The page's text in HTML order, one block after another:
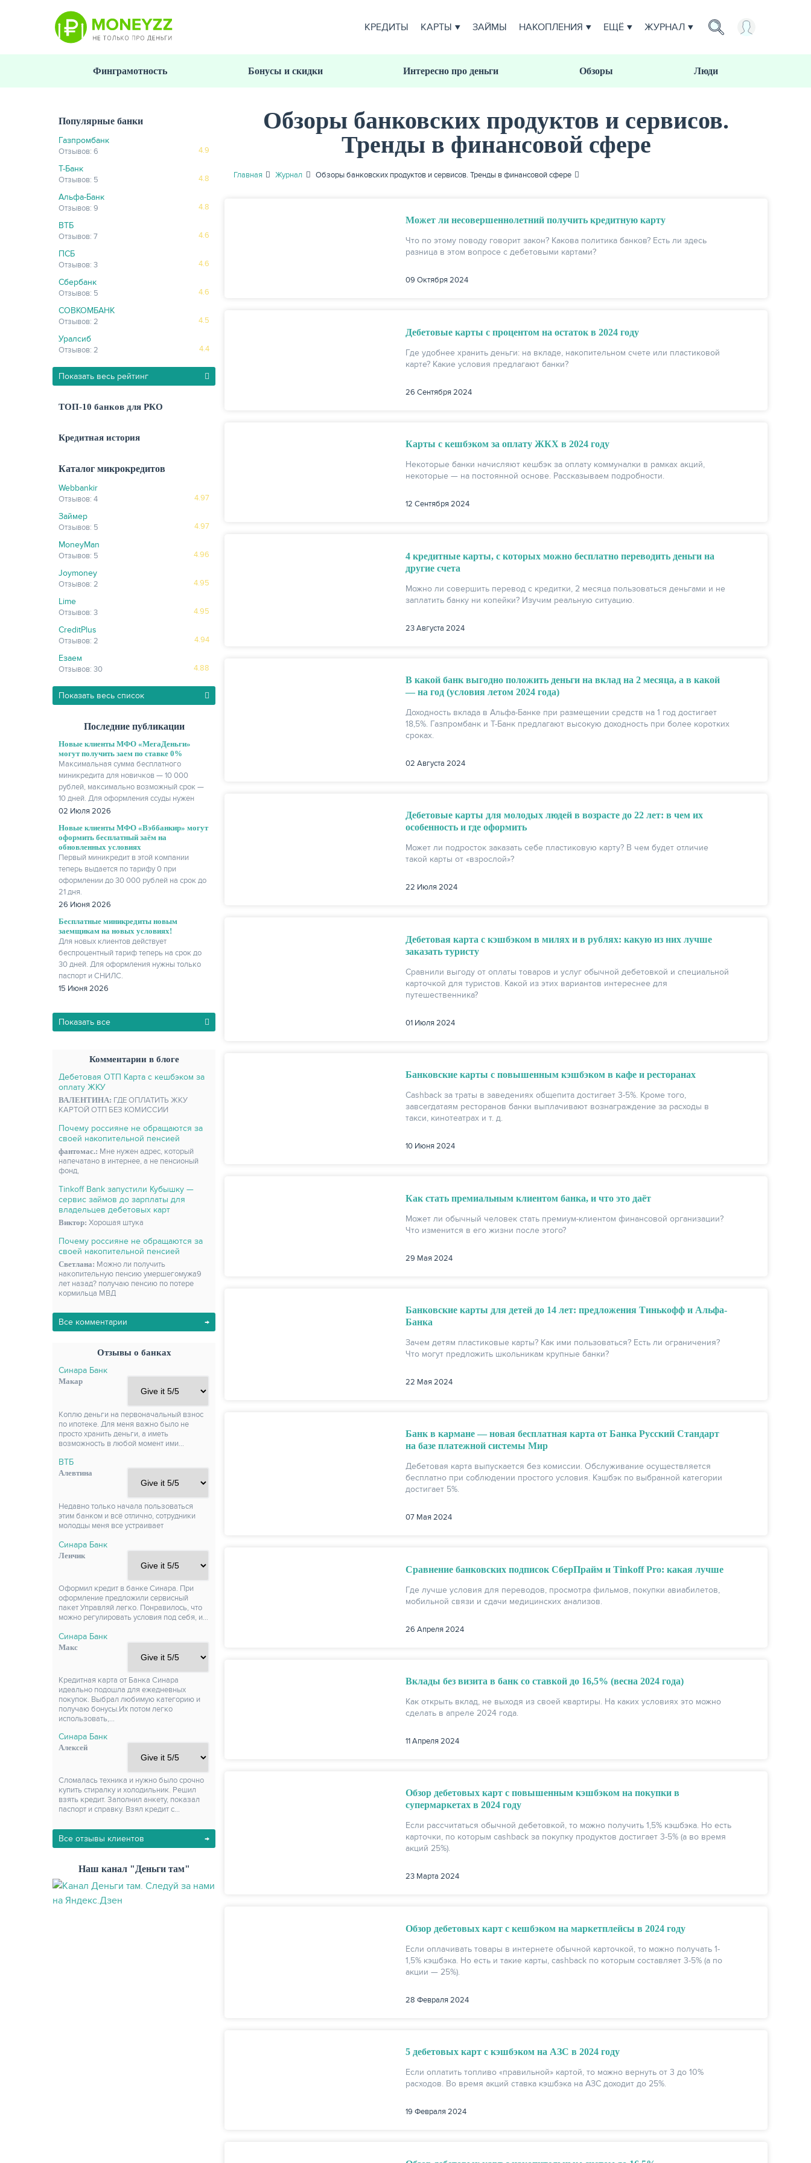
КРЕДИТЫ КАРТЫ ЗАЙМЫ НАКОПЛЕНИЯ ЕЩЁ ЖУРНАЛ
Финграмотность Бонусы и скидки Интересно про деньги Обзоры Люди
Популярные банки
Газпромбанк
4.9
Отзывов: 6
Т-Банк
4.8
Отзывов: 5
Альфа-Банк
4.8
Отзывов: 9
ВТБ
4.6
Отзывов: 7
ПСБ
4.6
Отзывов: 3
Сбербанк
4.6
Отзывов: 5
СОВКОМБАНК
4.5
Отзывов: 2
Уралсиб
4.4
Отзывов: 2
Показать весь рейтинг
ТОП-10 банков для РКО
Кредитная история
Каталог микрокредитов
Webbankir
4.97
Отзывов: 4
Займер
4.97
Отзывов: 5
MoneyMan
4.96
Отзывов: 5
Joymoney
4.95
Отзывов: 2
Lime
4.95
Отзывов: 3
CreditPlus
4.94
Отзывов: 2
Езаем
4.88
Отзывов: 30
Показать весь список
Последние публикации
Новые клиенты МФО «МегаДеньги»
могут получить заем по ставке 0%
Максимальная сумма бесплатного
миникредита для новичков — 10 000
рублей, максимально возможный срок —
10 дней. Для оформления ссуды нужен
только паспорт.
02 Июля 2026
Новые клиенты МФО «Вэббанкир» могут
оформить бесплатный заём на
обновленных условиях
Первый миникредит в этой компании
теперь выдается по тарифу 0 при
оформлении до 30 000 рублей на срок до
21 дня.
26 Июня 2026
Бесплатные миникредиты новым
заемщикам на новых условиях!
Для новых клиентов действует
беспроцентный тариф теперь на срок до
30 дней. Для оформления нужны только
паспорт и СНИЛС.
15 Июня 2026
Показать все
Комментарии в блоге
Дебетовая ОТП Карта с кешбэком за
оплату ЖКУ
ВАЛЕНТИНА: ГДЕ ОПЛАТИТЬ ЖКУ
КАРТОЙ ОТП БЕЗ КОМИССИИ
Почему россияне не обращаются за
своей накопительной пенсией
фантомас.: Мне нужен адрес, который
напечатано в интернее, а не пенсионый
фонд,
Tinkoff Bank запустили Кубышку —
сервис займов до зарплаты для
владельцев дебетовых карт
Виктор: Хорошая штука
Почему россияне не обращаются за
своей накопительной пенсией
Светлана: Можно ли получить
накопительную пенсию умершегомужа9
лет назад? получаю пенсию по потере
кормильца МВД
Все комментарии
Отзывы о банках
Синара Банк
Макар
Коплю деньги на первоначальный взнос
по ипотеке. Для меня важно было не
просто хранить деньги, а иметь
возможность в любой момент ими…
ВТБ
Алевтина
Недавно только начала пользоваться
этим банком и всё отлично, сотрудники
молодцы меня все устраивает
Синара Банк
Ленчик
Оформил кредит в банке Синара. При
оформление предложили сервисный
пакет Управляй легко. Понравилось, что
можно регулировать условия под себя, и…
Синара Банк
Макс
Кредитная карта от Банка Синара
идеально подошла для ежедневных
покупок. Выбрал любимую категорию и
получаю бонусы.Их потом легко
использовать,…
Синара Банк
Алексей
Сломалась техника и нужно было срочно
купить стиралку и холодильник. Решил
взять кредит. Заполнил анкету, показал
паспорт и справку. Взял кредит с…
Все отзывы клиентов
Наш канал "Деньги там"
Обзоры банковских продуктов и сервисов.
Тренды в финансовой сфере
Главная Журнал Обзоры банковских продуктов и сервисов. Тренды в финансовой сфере
Может ли несовершеннолетний получить кредитную карту
Что по этому поводу говорит закон? Какова политика банков? Есть ли здесь
разница в этом вопросе с дебетовыми картами?
09 Октября 2024
Дебетовые карты с процентом на остаток в 2024 году
Где удобнее хранить деньги: на вкладе, накопительном счете или пластиковой
карте? Какие условия предлагают банки?
26 Сентября 2024
Карты с кешбэком за оплату ЖКХ в 2024 году
Некоторые банки начисляют кешбэк за оплату коммуналки в рамках акций,
некоторые — на постоянной основе. Рассказываем подробности.
12 Сентября 2024
4 кредитные карты, с которых можно бесплатно переводить деньги на
другие счета
Можно ли совершить перевод с кредитки, 2 месяца пользоваться деньгами и не
заплатить банку ни копейки? Изучим реальную ситуацию.
23 Августа 2024
В какой банк выгодно положить деньги на вклад на 2 месяца, а в какой
— на год (условия летом 2024 года)
Доходность вклада в Альфа-Банке при размещении средств на 1 год достигает
18,5%. Газпромбанк и Т-Банк предлагают высокую доходность при более коротких
сроках.
02 Августа 2024
Дебетовые карты для молодых людей в возрасте до 22 лет: в чем их
особенность и где оформить
Может ли подросток заказать себе пластиковую карту? В чем будет отличие
такой карты от «взрослой»?
22 Июля 2024
Дебетовая карта с кэшбэком в милях и в рублях: какую из них лучше
заказать туристу
Сравнили выгоду от оплаты товаров и услуг обычной дебетовкой и специальной
карточкой для туристов. Какой из этих вариантов интереснее для
путешественника?
01 Июля 2024
Банковские карты с повышенным кэшбэком в кафе и ресторанах
Cashback за траты в заведениях общепита достигает 3-5%. Кроме того,
завсегдатаям ресторанов банки выплачивают вознаграждение за расходы в
такси, кинотеатрах и т. д.
10 Июня 2024
Как стать премиальным клиентом банка, и что это даёт
Может ли обычный человек стать премиум-клиентом финансовой организации?
Что изменится в его жизни после этого?
29 Мая 2024
Банковские карты для детей до 14 лет: предложения Тинькофф и Альфа-
Банка
Зачем детям пластиковые карты? Как ими пользоваться? Есть ли ограничения?
Что могут предложить школьникам крупные банки?
22 Мая 2024
Банк в кармане — новая бесплатная карта от Банка Русский Стандарт
на базе платежной системы Мир
Дебетовая карта выпускается без комиссии. Обслуживание осуществляется
бесплатно при соблюдении простого условия. Кэшбэк по выбранной категории
достигает 5%.
07 Мая 2024
Сравнение банковских подписок СберПрайм и Tinkoff Pro: какая лучше
Где лучше условия для переводов, просмотра фильмов, покупки авиабилетов,
мобильной связи и сдачи медицинских анализов.
26 Апреля 2024
Вклады без визита в банк со ставкой до 16,5% (весна 2024 года)
Как открыть вклад, не выходя из своей квартиры. На каких условиях это можно
сделать в апреле 2024 года.
11 Апреля 2024
Обзор дебетовых карт с повышенным кэшбэком на покупки в
супермаркетах в 2024 году
Если рассчитаться обычной дебетовкой, то можно получить 1,5% кэшбэка. Но есть
карточки, по которым cashback за покупку продуктов достигает 3-5% (а во время
акций 25%).
23 Марта 2024
Обзор дебетовых карт с кешбэком на маркетплейсы в 2024 году
Если оплачивать товары в интернете обычной карточкой, то можно получать 1-
1,5% кэшбэка. Но есть и такие карты, cashback по которым составляет 3-5% (а по
акции — 25%).
28 Февраля 2024
5 дебетовых карт с кэшбэком на АЗС в 2024 году
Если оплатить топливо «правильной» картой, то можно вернуть от 3 до 10%
расходов. Во время акций ставка кэшбэка на АЗС доходит до 25%.
19 Февраля 2024